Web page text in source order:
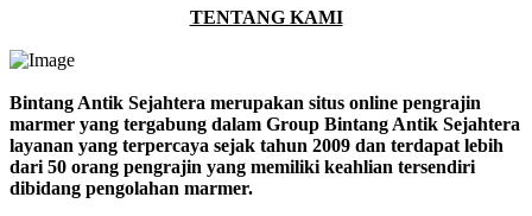
TENTANG KAMI
Bintang Antik Sejahtera merupakan situs online pengrajin
marmer yang tergabung dalam Group Bintang Antik Sejahtera
layanan yang terpercaya sejak tahun 2009 dan terdapat lebih
dari 50 orang pengrajin yang memiliki keahlian tersendiri
dibidang pengolahan marmer.